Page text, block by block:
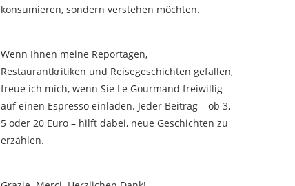
konsumieren, sondern verstehen möchten.
Wenn Ihnen meine Reportagen,
Restaurantkritiken und Reisegeschichten gefallen,
freue ich mich, wenn Sie Le Gourmand freiwillig
auf einen Espresso einladen. Jeder Beitrag – ob 3,
5 oder 20 Euro – hilft dabei, neue Geschichten zu
erzählen.